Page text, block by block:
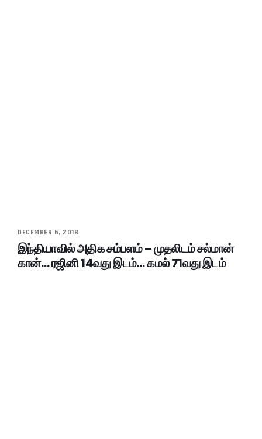
DECEMBER 6, 2018
இந்தியாவில் அதிக சம்பளம் – முதலிடம் சல்மான்
கான்… ரஜினி 14வது இடம்… கமல் 71வது இடம்